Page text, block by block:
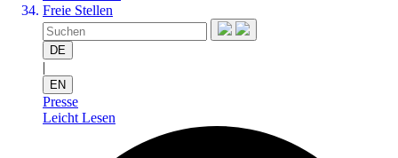
Freie Stellen
DE
|
EN
Presse
Leicht Lesen